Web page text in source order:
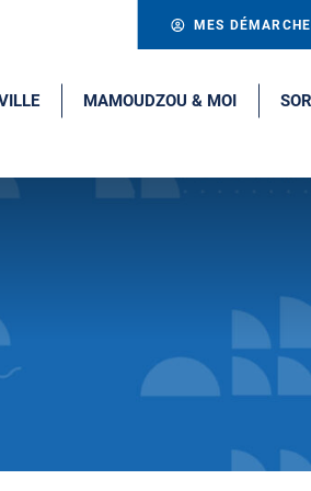
MES
MAMOUDZOU & MOI